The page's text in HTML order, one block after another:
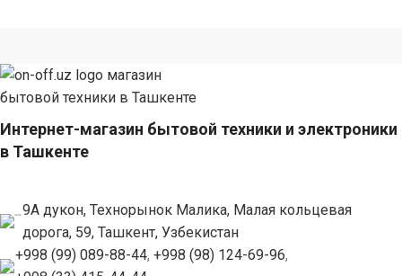
Интернет-магазин бытовой техники и электроники
в Ташкенте
9А дукон, Технорынок Малика, Малая кольцевая
дорога, 59, Ташкент, Узбекистан
+998 (99) 089-88-44, +998 (98) 124-69-96,